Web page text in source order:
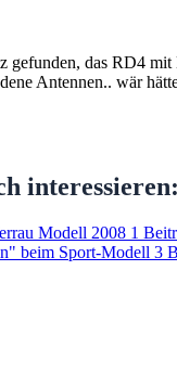
gefunden, das RD4
Antennen.. wär
interessieren:
Modell 2008 1
beim Sport-Modell 3